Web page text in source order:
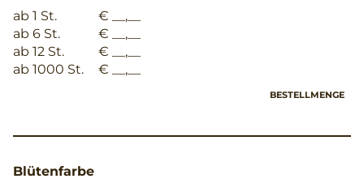
ab 1 St.
€ __,__
ab 6 St.
€ __,__
ab 12 St.
€ __,__
ab 1000 St.
€ __,__
BESTELLMENGE
Blütenfarbe